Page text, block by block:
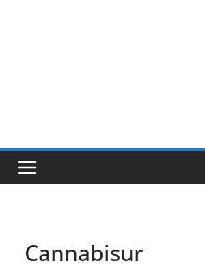
Cannabisur